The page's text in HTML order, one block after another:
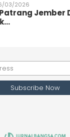
03/2026
Jember